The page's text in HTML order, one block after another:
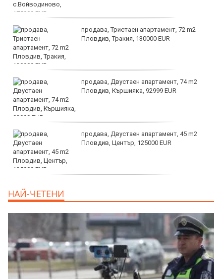
продава, Тристаен апартамент, 72 m2
Пловдив, Тракия, 130000 EUR
продава, Двустаен апартамент, 74 m2
Пловдив, Кършияка, 92999 EUR
продава, Двустаен апартамент, 45 m2
Пловдив, Център, 125000 EUR
НАЙ-ЧЕТЕНИ